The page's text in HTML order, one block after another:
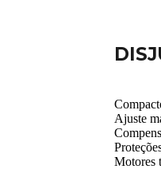
Ajuste
Motores